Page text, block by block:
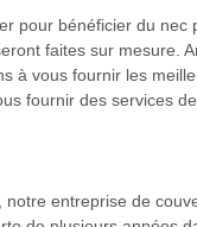
pour bénéficier du
faites sur mesure.
vous fournir les
fournir des services
entreprise de